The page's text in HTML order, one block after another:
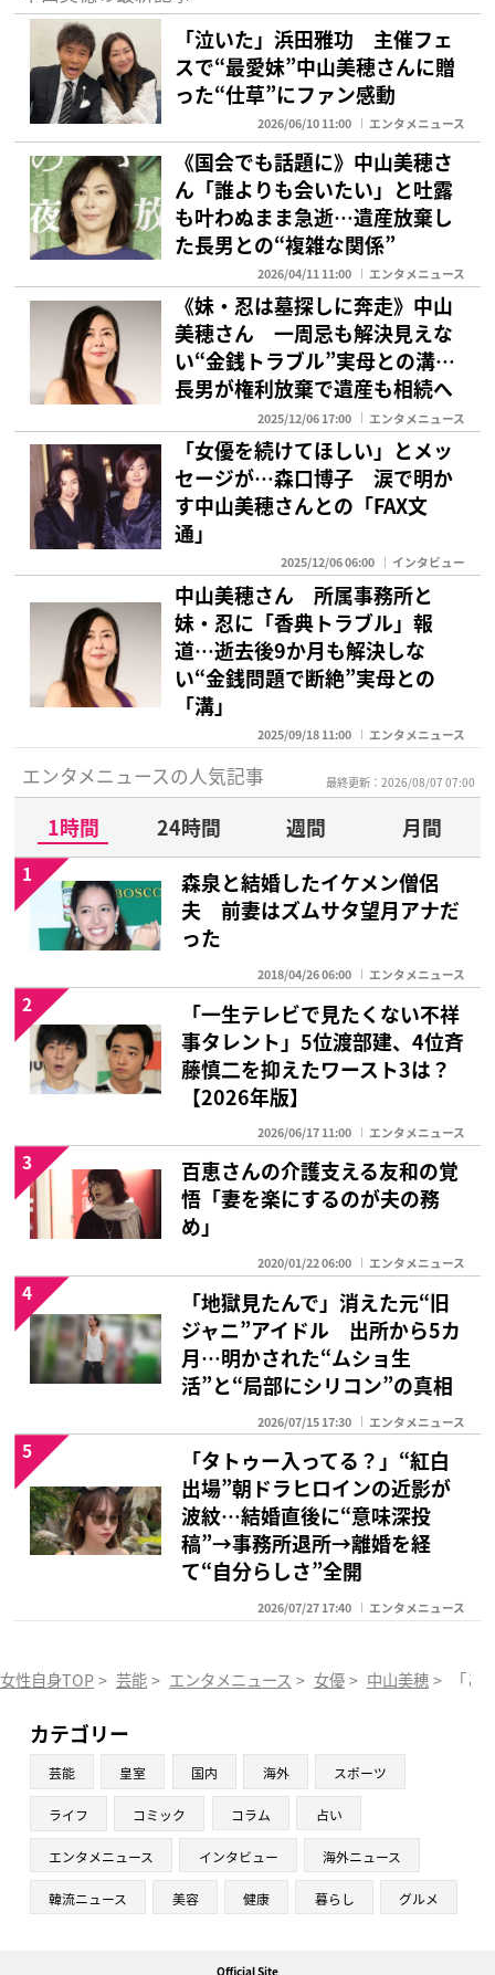
「泣いた」浜田雅功 主催フェ
スで“最愛妹”中山美穂さんに贈
った“仕草”にファン感動
2026/06/10 11:00 エンタメニュース
《国会でも話題に》中山美穂さ
ん「誰よりも会いたい」と吐露
も叶わぬまま急逝…遺産放棄し
た長男との“複雑な関係”
2026/04/11 11:00 エンタメニュース
《妹・忍は墓探しに奔走》中山
美穂さん 一周忌も解決見えな
い“金銭トラブル”実母との溝…
長男が権利放棄で遺産も相続へ
2025/12/06 17:00 エンタメニュース
「女優を続けてほしい」とメッ
セージが…森口博子 涙で明か
す中山美穂さんとの「FAX文
通」
2025/12/06 06:00 インタビュー
中山美穂さん 所属事務所と
妹・忍に「香典トラブル」報
道…逝去後9か月も解決しな
い“金銭問題で断絶”実母との
「溝」
2025/09/18 11:00 エンタメニュース
エンタメニュースの人気記事 最終更新：2026/08/07 07:00
1時間 24時間 週間
月間
森泉と結婚したイケメン僧侶
夫 前妻はズムサタ望月アナだ
った
2018/04/26 06:00 エンタメニュース
1
「一生テレビで見たくない不祥
事タレント」5位渡部建、4位斉
藤慎二を抑えたワースト3は？
【2026年版】
2026/06/17 11:00 エンタメニュース
2
百恵さんの介護支える友和の覚
悟「妻を楽にするのが夫の務
め」
2020/01/22 06:00 エンタメニュース
3
「地獄見たんで」消えた元“旧
ジャニ”アイドル 出所から5カ
月…明かされた“ムショ生
活”と“局部にシリコン”の真相
2026/07/15 17:30 エンタメニュース
4
「タトゥー入ってる？」“紅白
出場”朝ドラヒロインの近影が
波紋…結婚直後に“意味深投
稿”→事務所退所→離婚を経
て“自分らしさ”全開
2026/07/27 17:40 エンタメニュース
5
女性自身TOP > 芸能 > エンタメニュース > 女優 > 中山美穂 > 「
カテゴリー
芸能 皇室 国内 海外 スポーツ
ライフ コミック コラム 占い
エンタメニュース インタビュー 海外ニュース
韓流ニュース 美容 健康 暮らし グルメ
Official Site